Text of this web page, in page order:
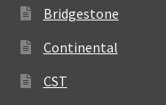
Bridgestone
Continental
CST